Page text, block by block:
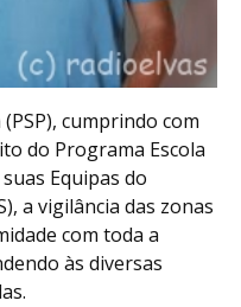
cumprindo com
do Programa Escola
Equipas do
a vigilância das zonas
com toda a
às diversas